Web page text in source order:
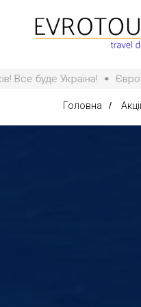
Євротур 10 років!
Головна /